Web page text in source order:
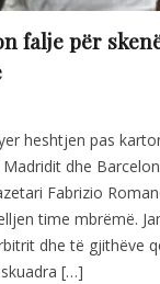
falje për
heshtjen pas
dhe
Fabrizio
time mbrëmë.
dhe të gjithëve
[…]